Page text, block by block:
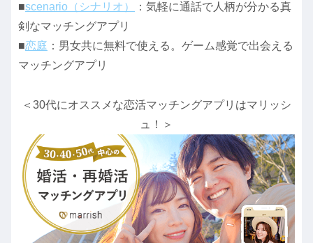
■scenario（シナリオ）
：気軽に通話で人柄が分かる真
剣なマッチングアプリ
■恋庭 ：男女共に無料で使える。ゲーム感覚で出会える
マッチングアプリ
＜30代にオススメな恋活マッチングアプリはマリッシ
ュ！＞